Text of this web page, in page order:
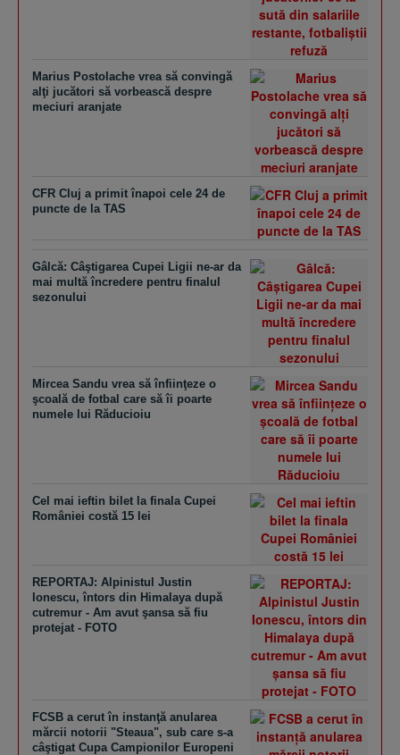
Marius Postolache vrea să convingă
alţi jucători să vorbească despre
meciuri aranjate
CFR Cluj a primit înapoi cele 24 de
puncte de la TAS
Gâlcă: Câştigarea Cupei Ligii ne-ar da
mai multă încredere pentru finalul
sezonului
Mircea Sandu vrea să înfiinţeze o
şcoală de fotbal care să îi poarte
numele lui Răducioiu
Cel mai ieftin bilet la finala Cupei
României costă 15 lei
REPORTAJ: Alpinistul Justin
Ionescu, întors din Himalaya după
cutremur - Am avut şansa să fiu
protejat - FOTO
FCSB a cerut în instanţă anularea
mărcii notorii "Steaua", sub care s-a
câştigat Cupa Campionilor Europeni